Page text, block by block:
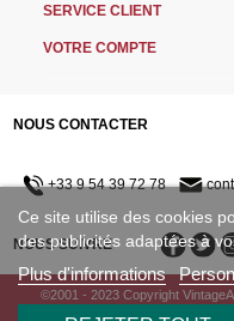
Ce site utilise des cookies
des publicités adaptées à
Plus d'informations
SERVICE CLIENT
VOTRE COMPTE
NOUS CONTACTER
+33 9 54 39 72 78
NOUS SUIVRE
©2001 - 2023 Copyright